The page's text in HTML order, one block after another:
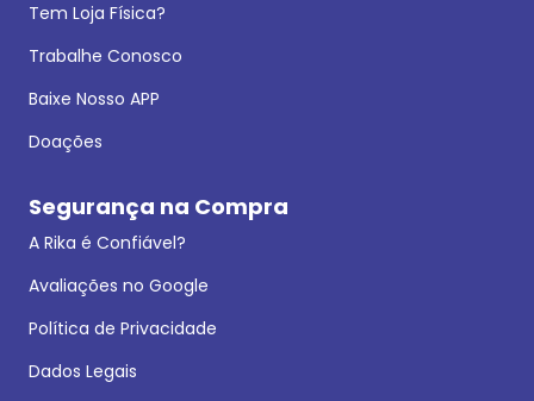
Tem Loja Física?
Trabalhe Conosco
Baixe Nosso APP
Doações
Segurança na Compra
A Rika é Confiável?
Avaliações no Google
Política de Privacidade
Dados Legais